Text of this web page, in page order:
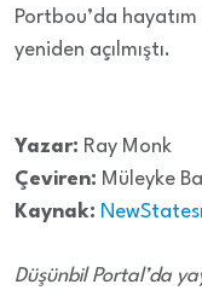
Portbou’da hayatım
yeniden açılmıştı.
Yazar: Ray Monk
Çeviren: Müleyke
Kaynak:
Düşünbil Portal’da